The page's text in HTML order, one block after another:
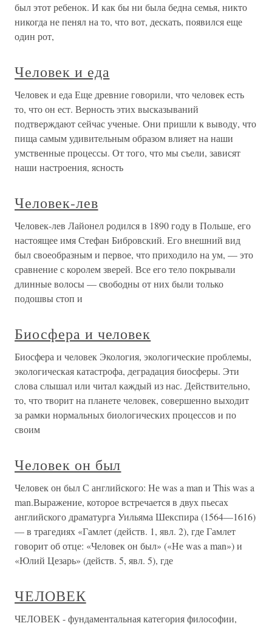
был этот ребенок. И как бы ни была бедна семья, никто
никогда не пенял на то, что вот, дескать, появился еще
один рот,
Человек и еда
Человек и еда Еще древние говорили, что человек есть
то, что он ест. Верность этих высказываний
подтверждают сейчас ученые. Они пришли к выводу, что
пища самым удивительным образом влияет на наши
умственные процессы. От того, что мы съели, зависят
наши настроения, ясность
Человек-лев
Человек-лев Лайонел родился в 1890 году в Польше, его
настоящее имя Стефан Бибровский. Его внешний вид
был своеобразным и первое, что приходило на ум, — это
сравнение с королем зверей. Все его тело покрывали
длинные волосы — свободны от них были только
подошвы стоп и
Биосфера и человек
Биосфера и человек Экология, экологические проблемы,
экологическая катастрофа, деградация биосферы. Эти
слова слышал или читал каждый из нас. Действительно,
то, что творит на планете человек, совершенно выходит
за рамки нормальных биологических процессов и по
своим
Человек он был
Человек он был С английского: Не was a man и This was a
man.Выражение, которое встречается в двух пьесах
английского драматурга Уильяма Шекспира (1564—1616)
— в трагедиях «Гамлет (действ. 1, явл. 2), где Гамлет
говорит об отце: «Человек он был» («Не was a man») и
«Юлий Цезарь» (действ. 5, явл. 5), где
ЧЕЛОВЕК
ЧЕЛОВЕК - фундаментальная категория философии,